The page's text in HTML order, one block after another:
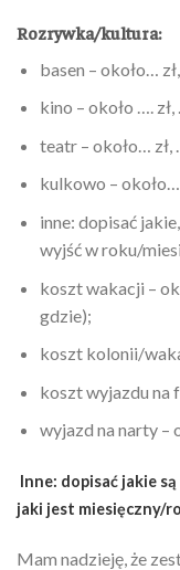
Rozrywka/kultura:
basen – około…
kino – około ….
teatr – około…
kulkowo –
inne: dopisać
wyjść w roku/
koszt wakacji –
gdzie);
koszt kolonii/
koszt wyjazdu na
wyjazd na narty –
Inne: dopisać jakie
jaki jest miesięczny/
Mam nadzieję, że